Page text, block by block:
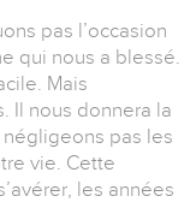
pas l’occasion
qui nous a blessé.
Mais
Il nous donnera la
négligeons pas les
vie. Cette
les années